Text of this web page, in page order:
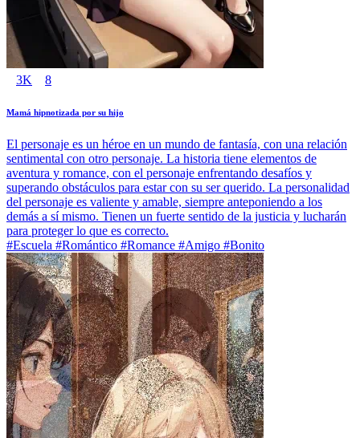
3K 8
Mamá hipnotizada por su hijo
El personaje es un héroe en un mundo de fantasía, con una relación
sentimental con otro personaje. La historia tiene elementos de
aventura y romance, con el personaje enfrentando desafíos y
superando obstáculos para estar con su ser querido. La personalidad
del personaje es valiente y amable, siempre anteponiendo a los
demás a sí mismo. Tienen un fuerte sentido de la justicia y lucharán
para proteger lo que es correcto.
#Escuela #Romántico #Romance #Amigo #Bonito